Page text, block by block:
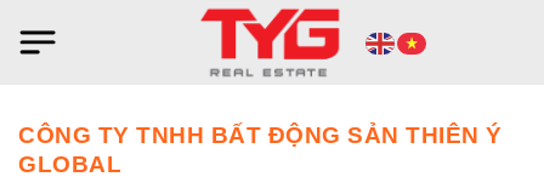
qua
CÔNG TY TNHH BẤT ĐỘNG SẢN THIÊN Ý
GLOBAL